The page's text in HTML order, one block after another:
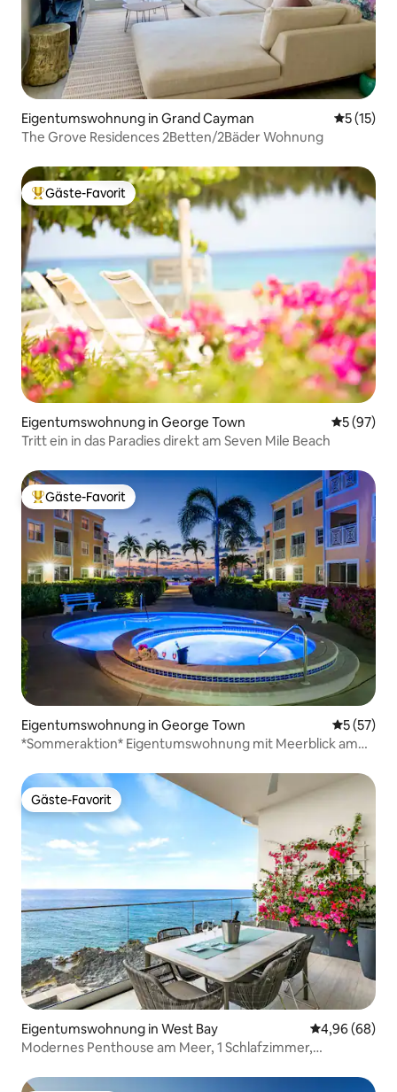
Eigentumswohnung in Grand Cayman
5 (15)
The Grove Residences 2Betten/2Bäder Wohnung
Beliebter Gäste-Favorit.
Gäste-Favorit
Eigentumswohnung in George Town
5 (97)
Tritt ein in das Paradies direkt am Seven Mile Beach
Beliebter Gäste-Favorit.
Gäste-Favorit
Eigentumswohnung in George Town
5 (57)
*Sommeraktion* Eigentumswohnung mit Meerblick am
Gäste-Favorit
Gäste-Favorit
Eigentumswohnung in West Bay
4,96 (68)
Modernes Penthouse am Meer, 1 Schlafzimmer,